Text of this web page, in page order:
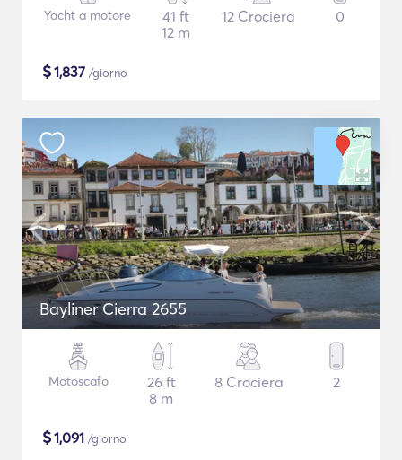
Yacht a motore
41 ft
12 m
12 Crociera 0
$1,837 /giorno
Bayliner Cierra 2655
Motoscafo
26 ft
8 m
8 Crociera 2
$1,091 /giorno